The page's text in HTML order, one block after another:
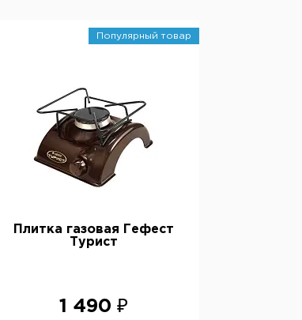
Популярный товар
Плитка газовая Гефест
Турист
1 490 ₽